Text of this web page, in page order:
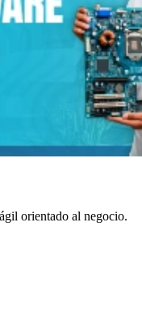
orientado al negocio.